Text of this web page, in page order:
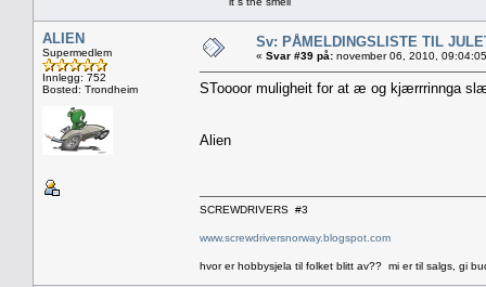
ALIEN
Supermedlem
Innlegg: 752
Bosted: Trondheim
Sv: PÅMELDINGSLISTE TIL
« Svar #39 på: november 06, 2010,
SToooor muligheit for at æ og kjærrrinnga
Alien
SCREWDRIVERS #3
www.screwdriversnorway.blogspot.com
hvor er hobbysjela til folket blitt av?? mi er til salgs, gi